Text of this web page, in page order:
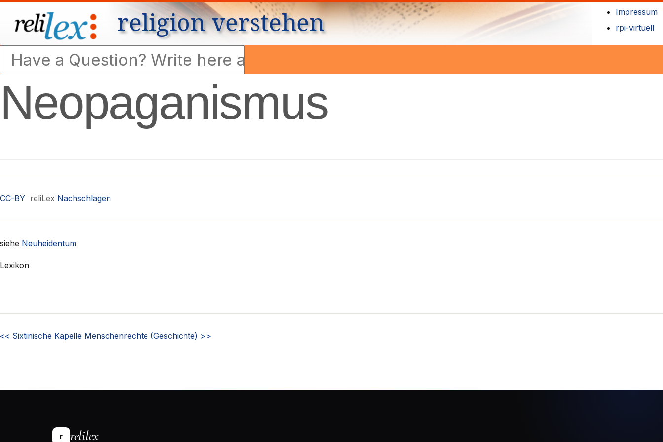
religion verstehen
Impressum
rpi-virtuell
Neopaganismus
CC-BY reliLex Nachschlagen
siehe Neuheidentum
Lexikon
<< Sixtinische Kapelle Menschenrechte (Geschichte) >>
r relilex